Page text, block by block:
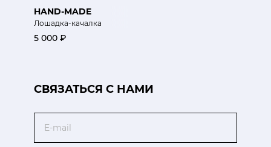
HAND-MADE
Лошадка-качалка
5 000 ₽
CВЯЗАТЬСЯ С НАМИ